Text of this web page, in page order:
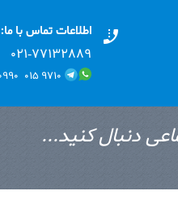
اطلاعات تماس با ما:
۰۲۱-۷۷۱٣۲۸۸۹
۹۷۱۰ ۰۱۵ ۰۹۹۰
دنبال کنید...